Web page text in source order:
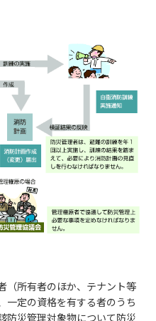
（所有者のほか、テナント等
一定の資格を有する者のうち
防災管理対象物について防災